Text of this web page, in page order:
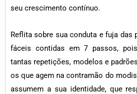
seu crescimento contínuo.
Reflita sobre sua conduta e fuja das
fáceis contidas em 7 passos,
tantas repetições, modelos e
os que agem na contramão do
assumem a sua identidade, que